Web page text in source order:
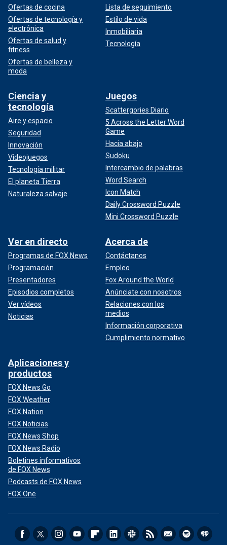
Ofertas de cocina
Ofertas de tecnología y
electrónica
Ofertas de salud y
fitness
Ofertas de belleza y
moda
Lista de seguimiento
Estilo de vida
Inmobiliaria
Tecnología
Ciencia y
tecnología
Aire y espacio
Seguridad
Innovación
Videojuegos
Tecnología militar
El planeta Tierra
Naturaleza salvaje
Juegos
Scattergories Diario
5 Across the Letter Word
Game
Hacia abajo
Sudoku
Intercambio de palabras
Word Search
Icon Match
Daily Crossword Puzzle
Mini Crossword Puzzle
Ver en directo
Programas de FOX News
Programación
Presentadores
Episodios completos
Ver vídeos
Noticias
Acerca de
Contáctanos
Empleo
Fox Around the World
Anúnciate con nosotros
Relaciones con los
medios
Información corporativa
Cumplimiento normativo
Aplicaciones y
productos
FOX News Go
FOX Weather
FOX Nation
FOX Noticias
FOX News Shop
FOX News Radio
Boletines informativos
de FOX News
Podcasts de FOX News
FOX One